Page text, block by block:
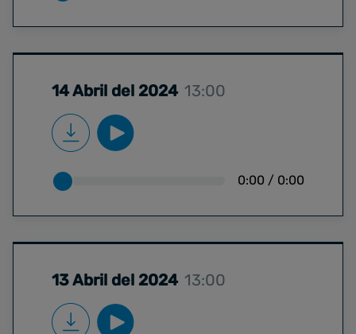
14 Abril del 2024 13:00
0:00 / 0:00
13 Abril del 2024 13:00